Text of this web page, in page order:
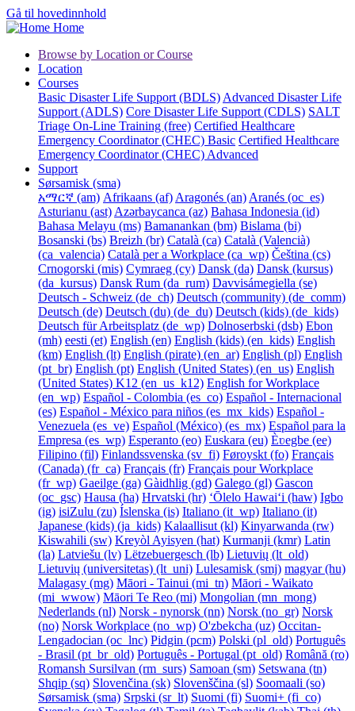
Gå til hovedinnhold
Home
Browse by Location or Course
Location
Courses
Basic Disaster Life Support (BDLS) Advanced Disaster Life
Support (ADLS) Core Disaster Life Support (CDLS) SALT
Triage On-Line Training (free) Certified Healthcare
Emergency Coordinator (CHEC) Basic Certified Healthcare
Emergency Coordinator (CHEC) Advanced
Support
Sørsamisk ‎(sma)‎
አማርኛ ‎(am)‎ Afrikaans ‎(af)‎ Aragonés ‎(an)‎ Aranés ‎(oc_es)‎
Asturianu ‎(ast)‎ Azərbaycanca ‎(az)‎ Bahasa Indonesia ‎(id)‎
Bahasa Melayu ‎(ms)‎ Bamanankan ‎(bm)‎ Bislama ‎(bi)‎
Bosanski ‎(bs)‎ Breizh ‎(br)‎ Català ‎(ca)‎ Català (Valencià)
‎(ca_valencia)‎ Català per a Workplace ‎(ca_wp)‎ Čeština ‎(cs)‎
Crnogorski ‎(mis)‎ Cymraeg ‎(cy)‎ Dansk ‎(da)‎ Dansk (kursus)
‎(da_kursus)‎ Dansk Rum ‎(da_rum)‎ Davvisámegiella ‎(se)‎
Deutsch - Schweiz ‎(de_ch)‎ Deutsch (community) ‎(de_comm)‎
Deutsch ‎(de)‎ Deutsch (du) ‎(de_du)‎ Deutsch (kids) ‎(de_kids)‎
Deutsch für Arbeitsplatz ‎(de_wp)‎ Dolnoserbski ‎(dsb)‎ Ebon
‎(mh)‎ eesti ‎(et)‎ English ‎(en)‎ English (kids) ‎(en_kids)‎ English
‎(km)‎ English ‎(lt)‎ English (pirate) ‎(en_ar)‎ English ‎(pl)‎ English
‎(pt_br)‎ English ‎(pt)‎ English (United States) ‎(en_us)‎ English
(United States) K12 ‎(en_us_k12)‎ English for Workplace
‎(en_wp)‎ Español - Colombia ‎(es_co)‎ Español - Internacional
‎(es)‎ Español - México para niños ‎(es_mx_kids)‎ Español -
Venezuela ‎(es_ve)‎ Español (México) ‎(es_mx)‎ Español para la
Empresa ‎(es_wp)‎ Esperanto ‎(eo)‎ Euskara ‎(eu)‎ Èʋegbe ‎(ee)‎
Filipino ‎(fil)‎ Finlandssvenska ‎(sv_fi)‎ Føroyskt ‎(fo)‎ Français
(Canada) ‎(fr_ca)‎ Français ‎(fr)‎ Français pour Workplace
‎(fr_wp)‎ Gaeilge ‎(ga)‎ Gàidhlig ‎(gd)‎ Galego ‎(gl)‎ Gascon
‎(oc_gsc)‎ Hausa ‎(ha)‎ Hrvatski ‎(hr)‎ ʻŌlelo Hawaiʻi ‎(haw)‎ Igbo
‎(ig)‎ isiZulu ‎(zu)‎ Íslenska ‎(is)‎ Italiano ‎(it_wp)‎ Italiano ‎(it)‎
Japanese (kids) ‎(ja_kids)‎ Kalaallisut ‎(kl)‎ Kinyarwanda ‎(rw)‎
Kiswahili ‎(sw)‎ Kreyòl Ayisyen ‎(hat)‎ Kurmanji ‎(kmr)‎ Latin
‎(la)‎ Latviešu ‎(lv)‎ Lëtzebuergesch ‎(lb)‎ Lietuvių ‎(lt_old)‎
Lietuvių (universitetas) ‎(lt_uni)‎ Lulesamisk ‎(smj)‎ magyar ‎(hu)‎
Malagasy ‎(mg)‎ Māori - Tainui ‎(mi_tn)‎ Māori - Waikato
‎(mi_wwow)‎ Māori Te Reo ‎(mi)‎ Mongolian ‎(mn_mong)‎
Nederlands ‎(nl)‎ Norsk - nynorsk ‎(nn)‎ Norsk ‎(no_gr)‎ Norsk
‎(no)‎ Norsk Workplace ‎(no_wp)‎ O'zbekcha ‎(uz)‎ Occitan-
Lengadocian ‎(oc_lnc)‎ Pidgin ‎(pcm)‎ Polski ‎(pl_old)‎ Português
- Brasil ‎(pt_br_old)‎ Português - Portugal ‎(pt_old)‎ Română ‎(ro)‎
Romansh Sursilvan ‎(rm_surs)‎ Samoan ‎(sm)‎ Setswana ‎(tn)‎
Shqip ‎(sq)‎ Slovenčina ‎(sk)‎ Slovenščina ‎(sl)‎ Soomaali ‎(so)‎
Sørsamisk ‎(sma)‎ Srpski ‎(sr_lt)‎ Suomi ‎(fi)‎ Suomi+ ‎(fi_co)‎